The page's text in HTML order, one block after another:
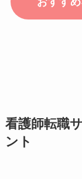
看護師転職
ント